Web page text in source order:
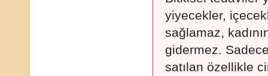
yiyecekler,
sağlamaz,
gidermez.
satılan özellikle